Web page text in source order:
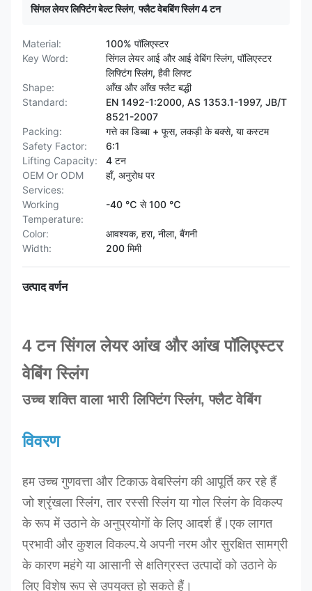
सिंगल लेयर लिफ्टिंग बेल्ट स्लिंग,फ्लैट वेबबिंग स्लिंग 4 टन
Material:
100% पॉलिएस्टर
Key Word:
सिंगल लेयर आई और आई वेबिंग स्लिंग, पॉलिएस्टर
लिफ्टिंग स्लिंग, हैवी लिफ्ट
Shape:
आँख और आँख फ्लैट बद्धी
Standard:
EN 1492-1:2000, AS 1353.1-1997, JB/T
8521-2007
Packing:
गत्ते का डिब्बा + फूस, लकड़ी के बक्से, या कस्टम
Safety Factor:
6:1
Lifting Capacity:
4 टन
OEM Or ODM
Services:
हाँ, अनुरोध पर
Working
Temperature:
-40 ℃ से 100 ℃
Color:
आवश्यक, हरा, नीला, बैंगनी
Width:
200 मिमी
उत्पाद वर्णन
4 टन सिंगल लेयर आंख और आंख पॉलिएस्टर
वेबिंग स्लिंग
उच्च शक्ति वाला भारी लिफ्टिंग स्लिंग, फ्लैट वेबिंग
विवरण
हम उच्च गुणवत्ता और टिकाऊ वेबस्लिंग की आपूर्ति कर रहे हैं
जो श्रृंखला स्लिंग, तार रस्सी स्लिंग या गोल स्लिंग के विकल्प
के रूप में उठाने के अनुप्रयोगों के लिए आदर्श हैं।एक लागत
प्रभावी और कुशल विकल्प.ये अपनी नरम और सुरक्षित सामग्री
के कारण महंगे या आसानी से क्षतिग्रस्त उत्पादों को उठाने के
लिए विशेष रूप से उपयुक्त हो सकते हैं।